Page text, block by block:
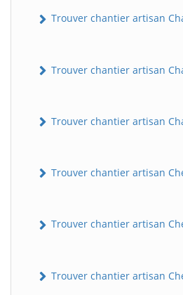
Trouver chantier artisan
Trouver chantier artisan
Trouver chantier artisan
Trouver chantier artisan
Trouver chantier artisan
Trouver chantier artisan